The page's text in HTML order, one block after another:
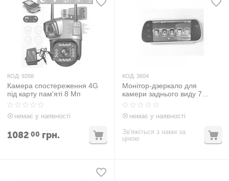
КОД: 9268
Камера спостереження 4G
під карту пам'яті 8 Мп
немає у наявності
1082 00 грн.
КОД: 3604
Монітор-дзеркало для
камери заднього виду 7
дюймів
немає у наявності
Зв'яжіться з нами за
ціною